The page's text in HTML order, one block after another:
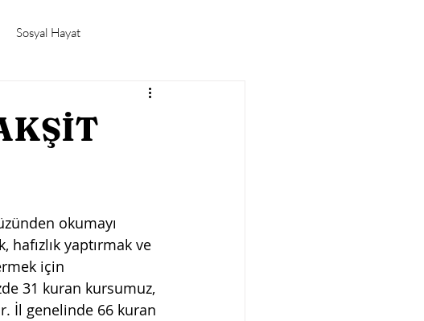
Sosyal Hayat
okumayı
yaptırmak ve
için
31 kuran kursumuz,
İl genelinde 66 kuran